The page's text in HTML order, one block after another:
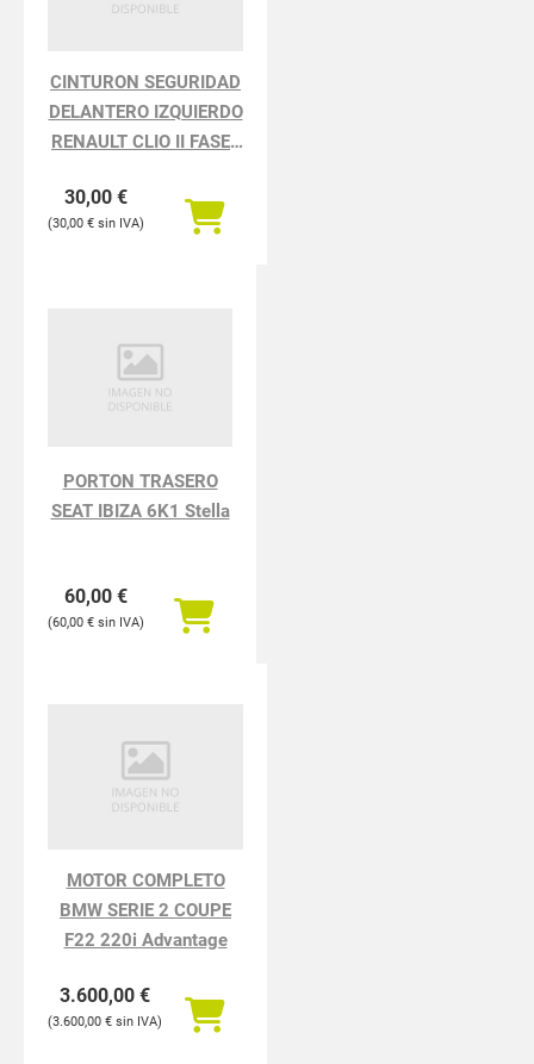
CINTURON SEGURIDAD
DELANTERO IZQUIERDO
RENAULT CLIO II FASE I
30,00 €
30,00 €
PORTON TRASERO
SEAT IBIZA 6K1 Stella
60,00 €
60,00 €
MOTOR COMPLETO
BMW SERIE 2 COUPE
F22 220i Advantage
3.600,00 €
3.600,00 €